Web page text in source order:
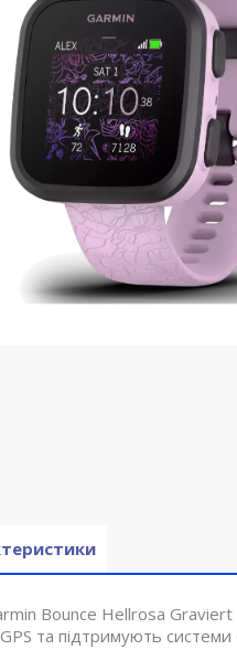
Bounce Hellrosa
та підтримують